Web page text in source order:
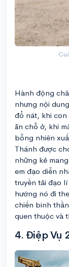
Hành động
nhưng nội
đổ nát, khi con
ăn chỗ ở, khi
bỗng nhiên
Thánh được
những kẻ
em đạo diễn
truyền tải đạo
hướng nó đi
chiến binh
quen thuộc và
4. Điệp Vụ